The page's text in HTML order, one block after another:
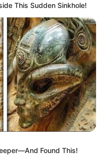
This Sudden Sinkhole!
Found This!